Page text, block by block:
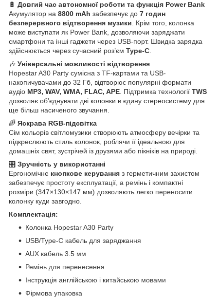
🔋 Довгий час автономної роботи та функція Power Bank
Акумулятор на 8800 mAh забезпечує до 7 годин
безперервного відтворення музики . Крім того, колонка
може виступати як Power Bank, дозволяючи заряджати
смартфони та інші гаджети через USB-порт. Швидка зарядка
здійснюється через сучасний роз’єм Type-C
🎶 Універсальні можливості відтворення
Hopestar A30 Party сумісна з TF-картами та USB-
накопичувачами до 32 Гб, відтворює популярні формати
аудіо MP3, WAV, WMA, FLAC, APE . Підтримка технології TWS
дозволяє об’єднувати дві колонки в єдину стереосистему для
ще більш насиченого звучання.
🌈 Яскрава RGB-підсвітка
Сім кольорів світломузики створюють атмосферу вечірки та
підкреслюють стиль колонок, роблячи її ідеальною для
домашніх свят, зустрічей із друзями або пікніків на природі.
🎛 Зручність у використанні
Ергономічне кнопкове керування з герметичним захистом
забезпечує простоту експлуатації, а ремінь і компактні
розміри (347×130×147 мм) дозволяють легко переносити
колонку куди завгодно.
Комплектація:
Колонка Hopestar A30 Party
USB/Type-C кабель для заряджання
AUX кабель 3.5 мм
Ремінь для перенесення
Інструкція англійською і китайською мовами
Фірмова упаковка